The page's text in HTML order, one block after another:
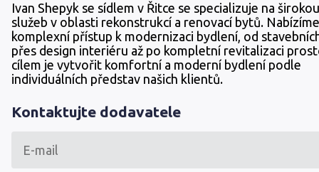
Ivan Shepyk se sídlem v Řitce se specializuje na
služeb v oblasti rekonstrukcí a renovací bytů. Nabízíme
komplexní přístup k modernizaci bydlení, od
přes design interiéru až po kompletní revitalizaci
cílem je vytvořit komfortní a moderní bydlení podle
individuálních představ našich klientů.
Kontaktujte dodavatele